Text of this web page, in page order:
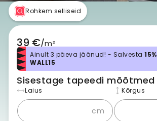
Rohkem selliseid
39 €/m²
Ainult 3 päeva jäänud! - Salvesta 15%
WALL15
Sisestage tapeedi mõõtmed
Laius
cm
Kõrgus